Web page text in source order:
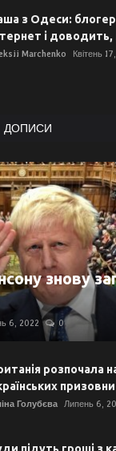
з Одеси:
і
Marchenko Квітень
ДОПИСИ
знову
6, 2022 0
розпочала
Голубєва Липень 6,